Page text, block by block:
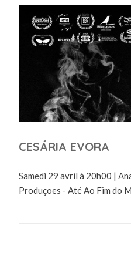
CESÁRIA EVORA
Samedi 29 avril à 20h00 |
Produçoes - Até Ao Fim do